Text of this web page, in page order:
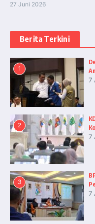
27 Juni 2026
Berita Terkini
1
7
2
7
3
7